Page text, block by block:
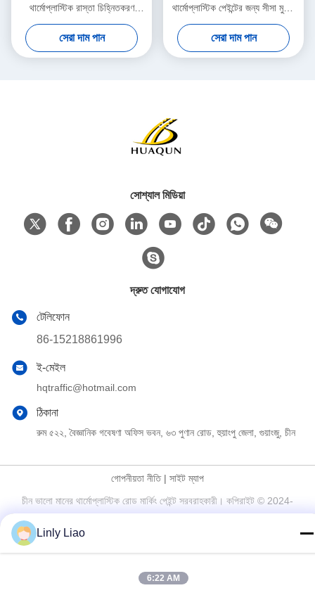
থার্মোপ্লাস্টিক রাস্তা চিহ্নিতকরণ
উপাদান দীর্ঘস্থায়ী চিহ্নিতকরণের জন্য
টেকসই পরিবেশ বান্ধব
সেরা দাম পান
থার্মোপ্লাস্টিক পেইন্টের জন্য সীসা মুক্ত
রঙ্গক এবং গ্লাস মণির সাথে
সেরা দাম পান
সোশ্যাল মিডিয়া
দ্রুত যোগাযোগ
টেলিফোন
86-15218861996
ই-মেইল
hqtraffic@hotmail.com
ঠিকানা
রুম ৫২২, বৈজ্ঞানিক গবেষণা অফিস ভবন, ৬৩ পুণান রোড, হুয়াংপু জেলা, গুয়াংজু, চীন
গোপনীয়তা নীতি| সাইট ম্যাপ
চীন ভালো মানের থার্মোপ্লাস্টিক রোড মার্কিং পেইন্ট সরবরাহকারী। কপিরাইট © 2024-
2026 Guangdong Hua Qun Traffic Facilities Co., Ltd. By Shares
Linly Liao
6:22 AM